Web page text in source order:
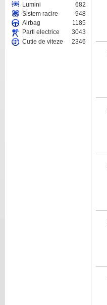
Lumini
682
Sistem racire
948
Airbag
1185
Parti electrice
3043
Cutie de viteze
2346